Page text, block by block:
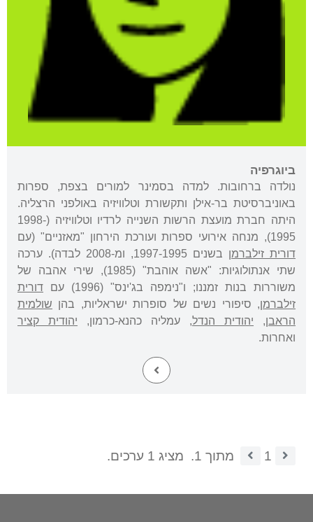
ביוגרפיה
נולדה ברחובות. למדה בסמינר למורים בצפת, ספרות
באוניברסיטת בר-אילן ותקשורת וטלוויזיה באולפני הרצליה.
היתה חברת מועצת הרשות השנייה לרדיו וטלוויזיה (1998-
1995), מנחה אירועי ספרות ועורכת הירחון "מאזניים" (עם
דורית זילברמן
בשנים 1997-1995, ומ-2008 לבדה). ערכה
שתי אנתולוגיות: "אשה אוהבת" (1985), שירי אהבה של
משוררות בנות זמננו; ו"נימפה בג'ינס" (1996) עם
דורית
זילברמן, סיפורי נשים של סופרות ישראליות, בהן שולמית
הראבן, יהודית הנדל, עמליה כהנא-כרמון, יהודית קציר
ואחרות.
1 מתוך 1. מציג 1 ערכים.